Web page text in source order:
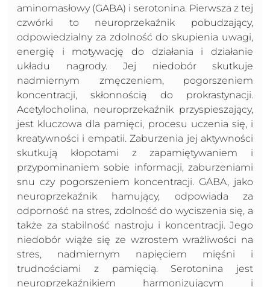
aminomasłowy (GABA) i serotonina. Pierwsza z tej
czwórki to neuroprzekaźnik pobudzający,
odpowiedzialny za zdolność do skupienia uwagi,
energię i motywację do działania i działanie
układu nagrody. Jej niedobór skutkuje
nadmiernym zmęczeniem, pogorszeniem
koncentracji, skłonnością do prokrastynacji.
Acetylocholina, neuroprzekaźnik przyspieszający,
jest kluczowa dla pamięci, procesu uczenia się, i
kreatywności i empatii. Zaburzenia jej aktywności
skutkują kłopotami z zapamiętywaniem i
przypominaniem sobie informacji, zaburzeniami
snu czy pogorszeniem koncentracji. GABA, jako
neuroprzekaźnik hamujący, odpowiada za
odporność na stres, zdolność do wyciszenia się, a
także za stabilność nastroju i koncentracji. Jego
niedobór wiąże się ze wzrostem wrażliwości na
stres, nadmiernym napięciem mięśni i
trudnościami z pamięcią. Serotonina jest
neuroprzekaźnikiem harmonizującym i